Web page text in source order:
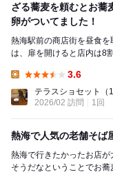
ざる蕎麦を頼むとお蕎
卵がついてました！
熱海駅前の商店街を昼食を
は、扉を開けると店内は8
3.6
テラスショセット
（
2026/02 訪問
1回
熱海で人気の老舗そば
熱海で行きたかったお店
そうだなということでお蕎麦ランチに。 1階席は